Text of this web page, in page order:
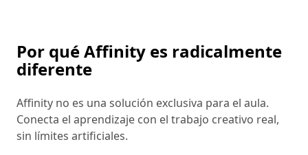
Por qué Affinity es radicalmente
diferente
Affinity no es una solución exclusiva para el aula.
Conecta el aprendizaje con el trabajo creativo real,
sin límites artificiales.